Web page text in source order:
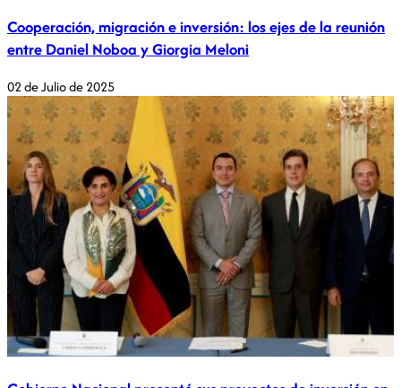
Cooperación, migración e inversión: los ejes de la reunión
entre Daniel Noboa y Giorgia Meloni
02 de Julio de 2025